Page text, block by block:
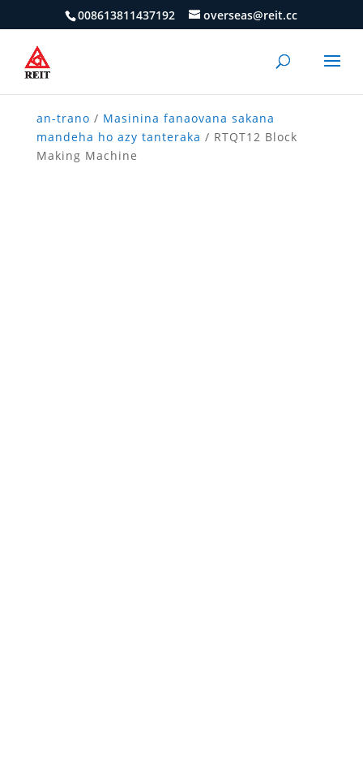
008613811437192 overseas@reit.cc
an-trano / Masinina fanaovana sakana
mandeha ho azy tanteraka / RTQT12 Block
Making Machine